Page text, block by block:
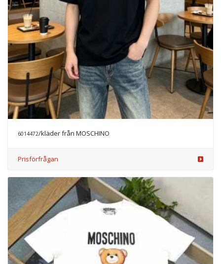
6014472/kläder från MOSCHINO
Prisförfrågan